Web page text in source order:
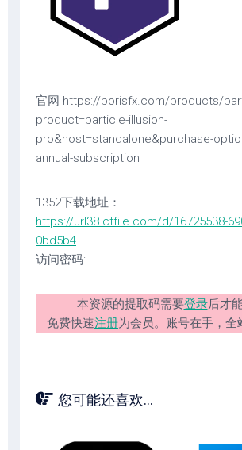
官网 https://borisfx.com/products/
product=particle-illusion-
pro&host=standalone&purchase-
annual-subscription
1352下载地址：
https://url38.ctfile.com/d/16725538-
0bd5b4
访问密码:
本资源的提取码需要登录后才
免费快速注册为会员。账号在手，全
您可能还喜欢...